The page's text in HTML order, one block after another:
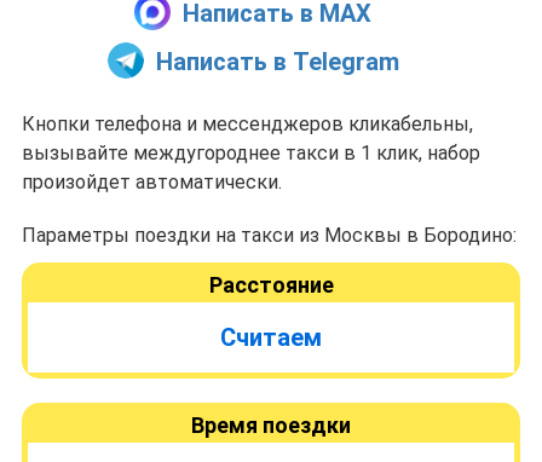
Написать в MAX
Написать в Telegram
Кнопки телефона и мессенджеров кликабельны,
вызывайте междугороднее такси в 1 клик, набор
произойдет автоматически.
Параметры поездки на такси из Москвы в Бородино:
Расстояние
Считаем
Время поездки